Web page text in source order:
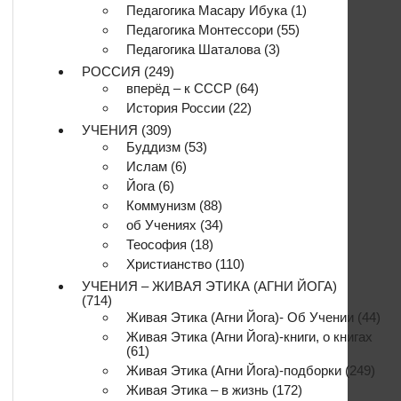
Педагогика Масару Ибука (1)
Педагогика Монтессори (55)
Педагогика Шаталова (3)
РОССИЯ (249)
вперёд – к СССР (64)
История России (22)
УЧЕНИЯ (309)
Буддизм (53)
Ислам (6)
Йога (6)
Коммунизм (88)
об Учениях (34)
Теософия (18)
Христианство (110)
УЧЕНИЯ – ЖИВАЯ ЭТИКА (АГНИ ЙОГА)
(714)
Живая Этика (Агни Йога)- Об Учении (44)
Живая Этика (Агни Йога)-книги, о книгах
(61)
Живая Этика (Агни Йога)-подборки (249)
Живая Этика – в жизнь (172)